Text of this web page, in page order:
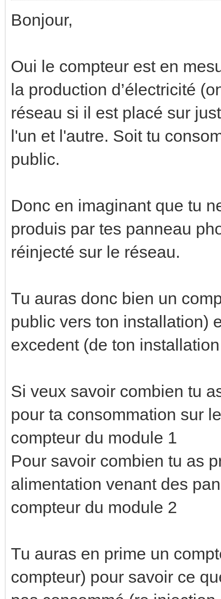
Bonjour,
Oui le compteur est en
la production d’électricité
réseau si il est placé sur
l'un et l'autre. Soit tu
public.
Donc en imaginant que tu
produis par tes panneau
réinjecté sur le réseau.
Tu auras donc bien un
public vers ton installation)
excedent (de ton
Si veux savoir combien tu
pour ta consommation sur
compteur du module 1
Pour savoir combien tu as
alimentation venant des
compteur du module 2
Tu auras en prime un
compteur) pour savoir ce